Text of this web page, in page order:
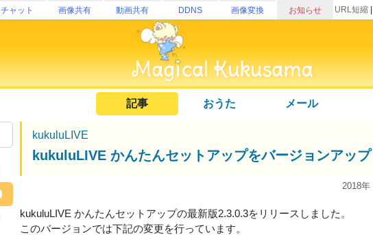
チャット 画像共有 動画共有 DDNS 画像変換 お知らせ URL短縮
記事 おうた メール
kukuluLIVE
kukuluLIVE かんたんセットアップをバージョンアッ
2018年
kukuluLIVE かんたんセットアップの最新版2.3.0.3をリリースしました。
このバージョンでは下記の変更を行っています。